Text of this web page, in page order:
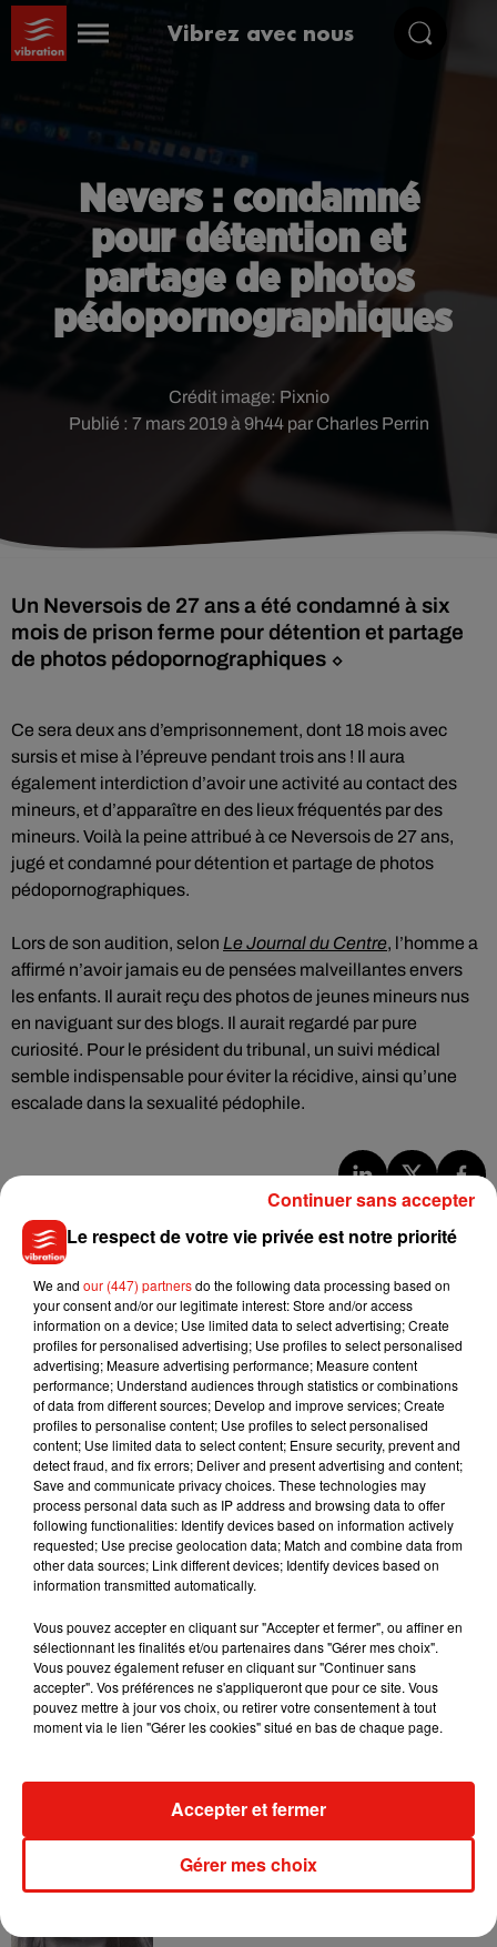
Vibrez avec nous
Nevers : condamné
pour détention et
partage de photos
pédopornographiques
Publié : 7 mars 2019 à 9h44 par Charles Perrin
Crédit image: Pixnio
Un Neversois de 27 ans a été condamné à six
mois de prison ferme pour détention et partage
de photos pédopornographiques ⬦
Ce sera deux ans d’emprisonnement, dont 18 mois avec
sursis et mise à l’épreuve pendant trois ans ! Il aura
également interdiction d’avoir une activité au contact des
mineurs, et d’apparaître en des lieux fréquentés par des
mineurs. Voilà la peine attribué à ce Neversois de 27 ans,
jugé et condamné pour détention et partage de photos
pédopornographiques.
Lors de son audition, selon Le Journal du Centre, l’homme a
affirmé n’avoir jamais eu de pensées malveillantes envers
les enfants. Il aurait reçu des photos de jeunes mineurs nus
en naviguant sur des blogs. Il aurait regardé par pure
curiosité. Pour le président du tribunal, un suivi médical
semble indispensable pour éviter la récidive, ainsi qu’une
escalade dans la sexualité pédophile.
Musique
5 août 2026
Benny Blanco invite Selena Gomez et
Becky G sur son nouveau single
4 août 2026
Tiny Desk invite Charlie Puth pour une
live session solaire
4 août 2026
Ariana Grande prendra une pause après
Grand Corps Malade emmène Styleto
Le respect de votre vie privée est notre priorité
We and our (447) partnersdo the following data processing based on
your consent and/or our legitimate interest: Store and/or access
information on a device; Use limited data to select advertising; Create
profiles for personalised advertising; Use profiles to select personalised
advertising; Measure advertising performance; Measure content
performance; Understand audiences through statistics or combinations
of data from different sources; Develop and improve services; Create
profiles to personalise content; Use profiles to select personalised
content; Use limited data to select content; Ensure security, prevent and
detect fraud, and fix errors; Deliver and present advertising and content;
Save and communicate privacy choices. These technologies may
process personal data such as IP address and browsing data to offer
following functionalities: Identify devices based on information actively
requested; Use precise geolocation data; Match and combine data from
other data sources; Link different devices; Identify devices based on
information transmitted automatically.
Vous pouvez accepter en cliquant sur "Accepter et fermer", ou affiner en
sélectionnant les finalités et/ou partenaires dans "Gérer mes choix".
Vous pouvez également refuser en cliquant sur "Continuer sans
accepter". Vos préférences ne s'appliqueront que pour ce site. Vous
pouvez mettre à jour vos choix, ou retirer votre consentement à tout
moment via le lien "Gérer les cookies" situé en bas de chaque page.
Gérer mes choix
Accepter et fermer
Continuer sans accepter